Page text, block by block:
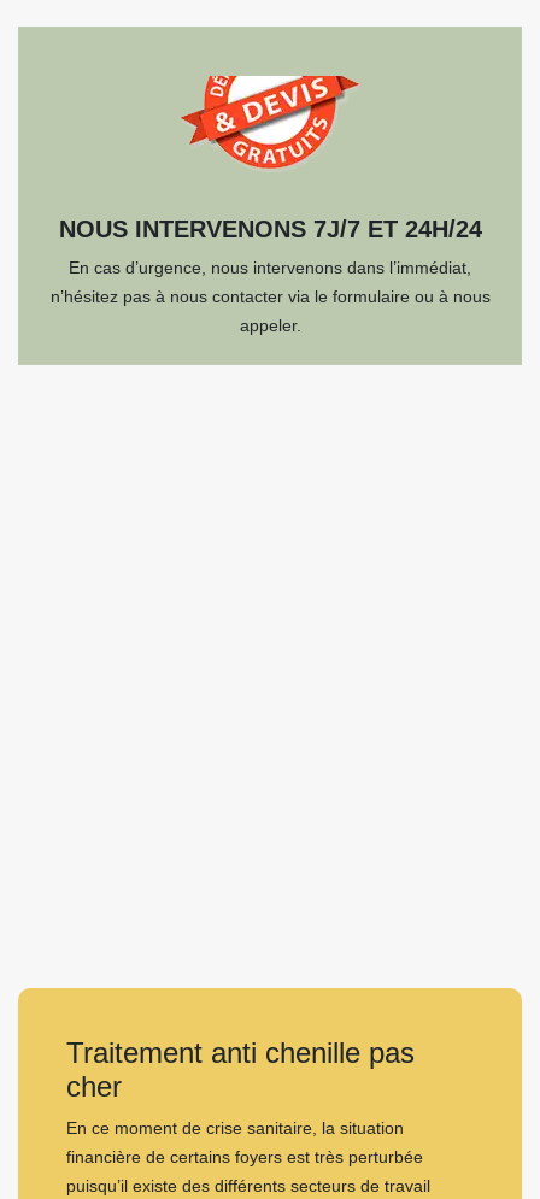
NOUS INTERVENONS 7J/7 ET 24H/24
En cas d’urgence, nous intervenons dans l’immédiat,
n’hésitez pas à nous contacter via le formulaire ou à nous
appeler.
Traitement anti chenille pas
cher
En ce moment de crise sanitaire, la situation
financière de certains foyers est très perturbée
puisqu’il existe des différents secteurs de travail